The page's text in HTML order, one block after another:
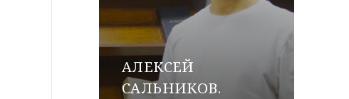
АЛЕКСЕЙ
САЛЬНИКОВ.